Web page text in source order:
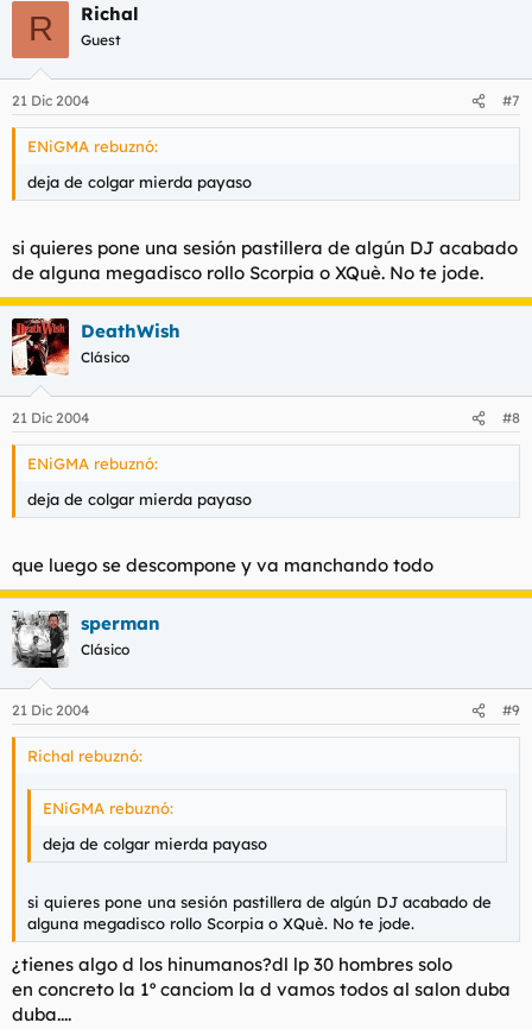
R Richal
Guest
21 Dic 2004 #7
ENiGMA rebuznó:
deja de colgar mierda payaso
si quieres pone una sesión pastillera de algún DJ acabado
de alguna megadisco rollo Scorpia o XQuè. No te jode.
DeathWish
Clásico
21 Dic 2004 #8
ENiGMA rebuznó:
deja de colgar mierda payaso
que luego se descompone y va manchando todo
sperman
Clásico
21 Dic 2004 #9
Richal rebuznó:
ENiGMA rebuznó:
deja de colgar mierda payaso
si quieres pone una sesión pastillera de algún DJ acabado de
alguna megadisco rollo Scorpia o XQuè. No te jode.
¿tienes algo d los hinumanos?dl lp 30 hombres solo
en concreto la 1º canciom la d vamos todos al salon duba
duba....